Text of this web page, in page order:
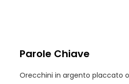
Parole Chiave
Orecchini in argento placcato